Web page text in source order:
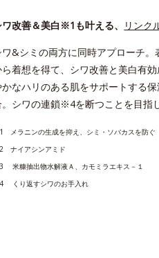
ワ改善＆美白※1も叶える、 リンク
ワ&シミの両方に同時アプローチ
ら着想を得て、シワ改善と美白有
かなハリのある肌をサポートする
。シワの連鎖※4を断つことを目指し
メラニンの生成を抑え、シミ・ソバカスを防ぐ
ナイアシンアミド
⽶糠抽出物⽔解液Ａ、カモミラエキス－１
くり返すシワのお手入れ